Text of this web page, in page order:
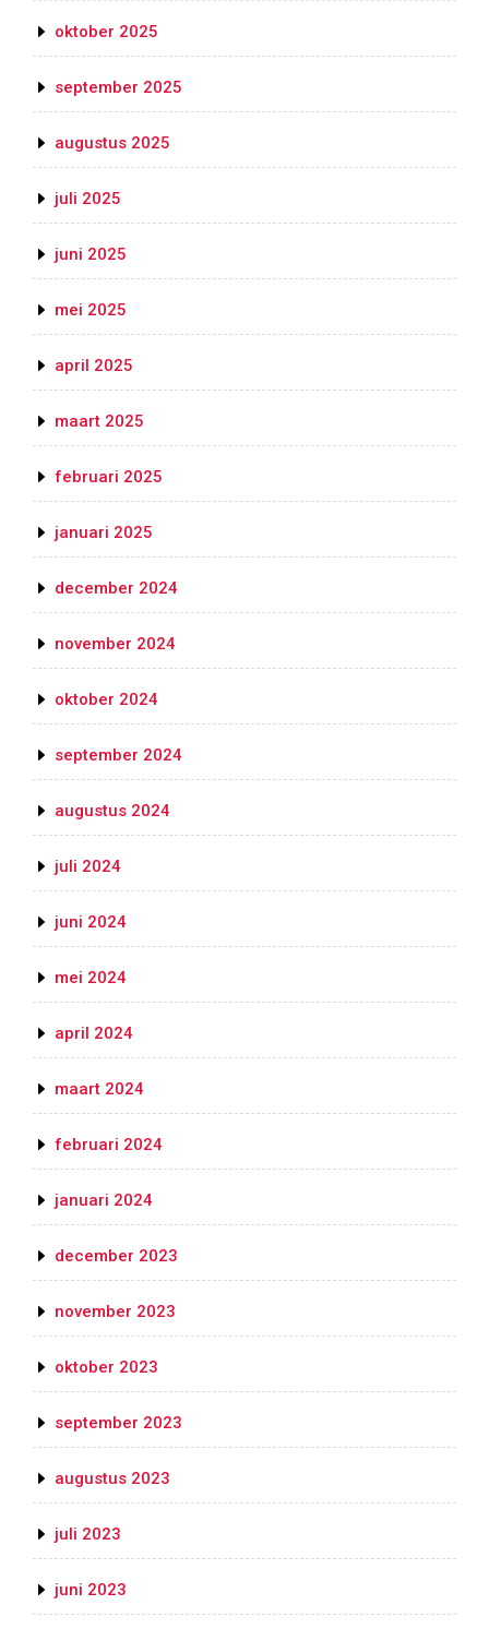
oktober 2025
september 2025
augustus 2025
juli 2025
juni 2025
mei 2025
april 2025
maart 2025
februari 2025
januari 2025
december 2024
november 2024
oktober 2024
september 2024
augustus 2024
juli 2024
juni 2024
mei 2024
april 2024
maart 2024
februari 2024
januari 2024
december 2023
november 2023
oktober 2023
september 2023
augustus 2023
juli 2023
juni 2023